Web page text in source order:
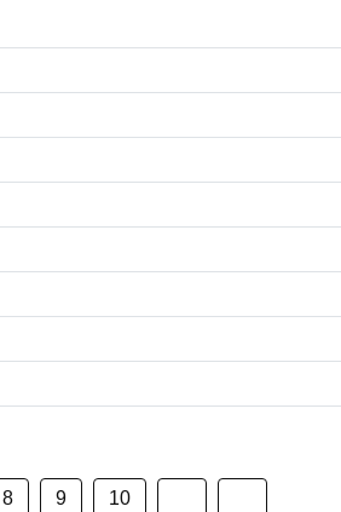
8 9 10